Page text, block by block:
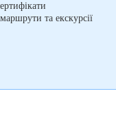
та екскурсії